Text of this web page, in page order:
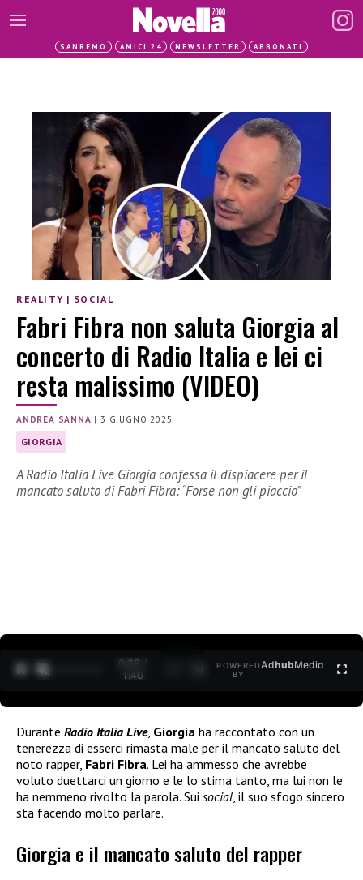
SANREMO AMICI 24 NEWSLETTER ABBONATI
REALITY | SOCIAL
Fabri Fibra non saluta Giorgia al
concerto di Radio Italia e lei ci
resta malissimo (VIDEO)
ANDREA SANNA |3 GIUGNO 2025
GIORGIA
A Radio Italia Live Giorgia confessa il dispiacere per il
mancato saluto di Fabri Fibra: “Forse non gli piaccio”
0:30 /
1:40
POWERED
BY
AdhubMedia
Durante Radio Italia Live, Giorgia ha raccontato con un
tenerezza di esserci rimasta male per il mancato saluto del
noto rapper, Fabri Fibra. Lei ha ammesso che avrebbe
voluto duettarci un giorno e le lo stima tanto, ma lui non le
ha nemmeno rivolto la parola. Sui social , il suo sfogo sincero
sta facendo molto parlare.
Giorgia e il mancato saluto del rapper